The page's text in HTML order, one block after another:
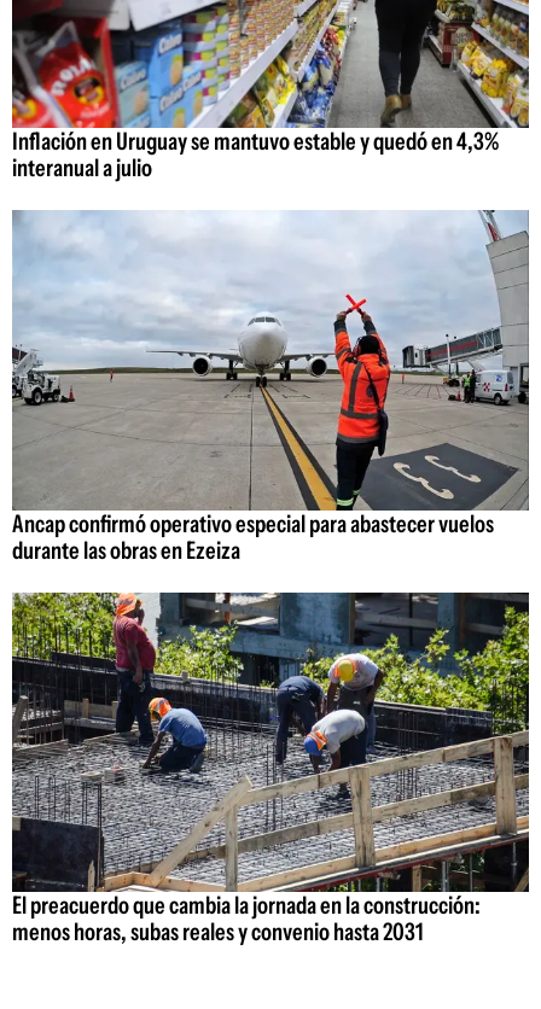
Inflación en Uruguay se mantuvo estable y quedó en 4,3%
interanual a julio
Ancap confirmó operativo especial para abastecer vuelos
durante las obras en Ezeiza
El preacuerdo que cambia la jornada en la construcción:
menos horas, subas reales y convenio hasta 2031